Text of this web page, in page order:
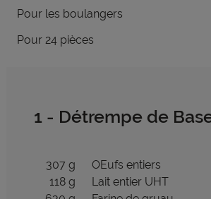
Pour les boulangers
Pour 24 pièces
1 - Détrempe de
307 g
OEufs entiers
118 g
Lait entier UHT